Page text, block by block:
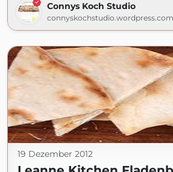
Connys Koch Studio
connyskochstudio.wordpress.com
19 Dezember 2012